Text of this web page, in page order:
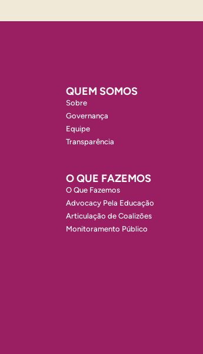
QUEM SOMOS
Sobre
Governança
Equipe
Transparência
O QUE FAZEMOS
O Que Fazemos
Advocacy Pela Educação
Articulação de Coalizões
Monitoramento Público